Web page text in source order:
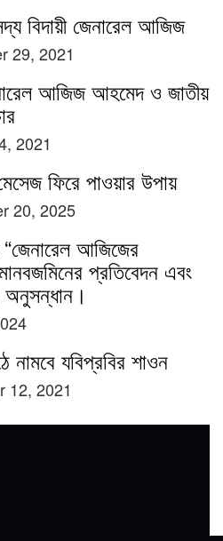
বিদায়ী জেনারেল আজিজ
29, 2021
আজিজ আহমেদ ও জাতীয়
2021
ফিরে পাওয়ার উপায়
20, 2025
আজিজের
প্রতিবেদন এবং
অনুসন্ধান।
নামবে যবিপ্রবির শাওন
12, 2021